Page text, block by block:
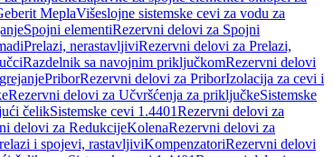
MeplaVišeslojne sistemske cevi za vodu za
Spojni elementiRezervni delovi za Spojni
Prelazi, nerastavljiviRezervni delovi za Prelazi,
Razdelnik sa navojnim priključkomRezervni delovi
PriborRezervni delovi za PriborIzolacija za cevi i
Rezervni delovi za Učvršćenja za priključkeSistemske
čelikSistemske cevi 1.4401Rezervni delovi za
delovi za RedukcijeKolenaRezervni delovi za
i spojevi, rastavljiviKompenzatoriRezervni delovi